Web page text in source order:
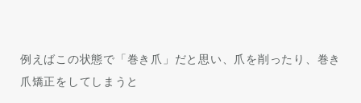
例えばこの状態で「巻き爪」だと思い、爪を削ったり、巻き
爪矯正をしてしまうと